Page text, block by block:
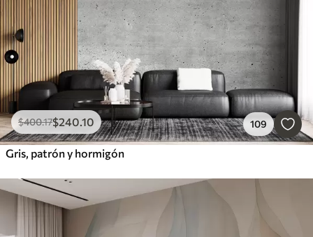
$400.17$240.10 109
Gris, patrón y hormigón